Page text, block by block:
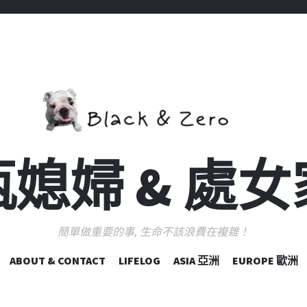
婦 & 處
簡單做重要的事, 生命不該浪費在複雜！
跳
ABOUT & CONTACT LIFELOG ASIA 亞洲 EUROPE 歐洲